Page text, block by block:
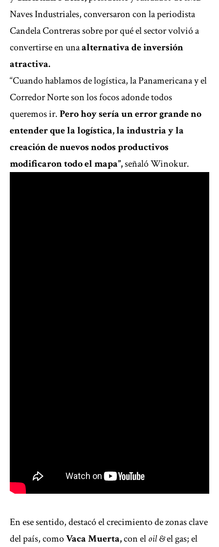
Naves Industriales, conversaron con la periodista
Candela Contreras sobre por qué el sector volvió a
convertirse en unaalternativa de inversión
atractiva.
“Cuando hablamos de logística, la Panamericana y el
Corredor Norte son los focos adonde todos
queremos ir.Pero hoy sería un error grande no
entender que la logística, la industria y la
creación de nuevos nodos productivos
modificaron todo el mapa”,señaló Winokur.
En ese sentido, destacó el crecimiento de zonas clave
del país, comoVaca Muerta,con eloil &el gas;el